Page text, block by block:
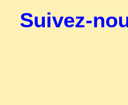
Suivez-